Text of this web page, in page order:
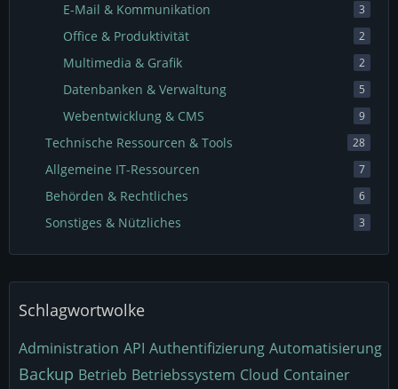
E-Mail & Kommunikation 3
Office & Produktivität 2
Multimedia & Grafik 2
Datenbanken & Verwaltung 5
Webentwicklung & CMS 9
Technische Ressourcen & Tools 28
Allgemeine IT-Ressourcen 7
Behörden & Rechtliches 6
Sonstiges & Nützliches 3
Schlagwortwolke
Administration API Authentifizierung Automatisierung
Backup Betrieb Betriebssystem Cloud Container